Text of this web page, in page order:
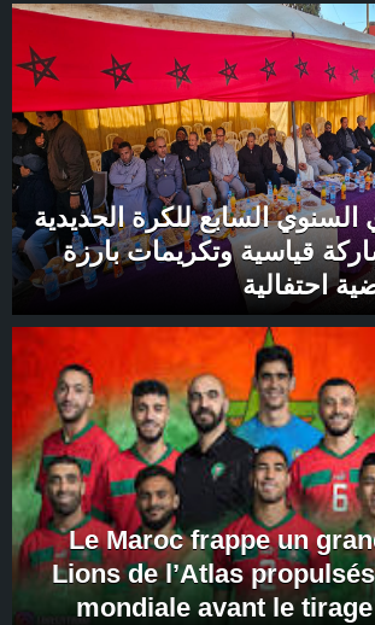
السنوي السابع للكرة الحديدية
قياسية وتكريمات بارزة
احتفالية
Le Maroc frappe un
Lions de l’Atlas
mondiale avant le